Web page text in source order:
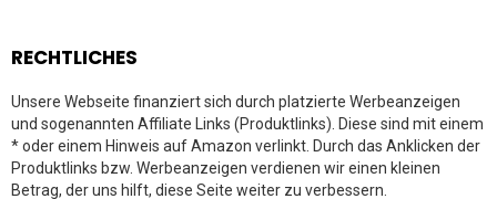
RECHTLICHES
Unsere Webseite finanziert sich durch platzierte Werbeanzeigen
und sogenannten Affiliate Links (Produktlinks). Diese sind mit einem
* oder einem Hinweis auf Amazon verlinkt. Durch das Anklicken der
Produktlinks bzw. Werbeanzeigen verdienen wir einen kleinen
Betrag, der uns hilft, diese Seite weiter zu verbessern.